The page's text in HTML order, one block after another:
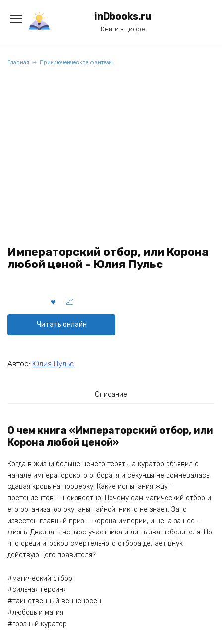
содержанию
inDbooks.ru
Книги в цифре
Главная Приключенческое фэнтези
Императорский отбор, или Корона
любой ценой - Юлия Пульс
Читать онлайн
Автор: Юлия Пульс
Описание
О чем книга «Императорский отбор, или
Корона любой ценой»
Когда в жизни больше нечего терять, а куратор объявил о
начале императорского отбора, я и секунды не сомневалась,
сдавая кровь на проверку. Какие испытания ждут
претендентов — неизвестно. Почему сам магический отбор и
его организатор окутаны тайной, никто не знает. Зато
известен главный приз — корона империи, и цена за нее —
жизнь. Двадцать четыре участника и лишь два победителя. Но
что среди игроков смертельного отбора делает внук
действующего правителя?
#магический отбор
#сильная героиня
#таинственный венценосец
#любовь и магия
#грозный куратор